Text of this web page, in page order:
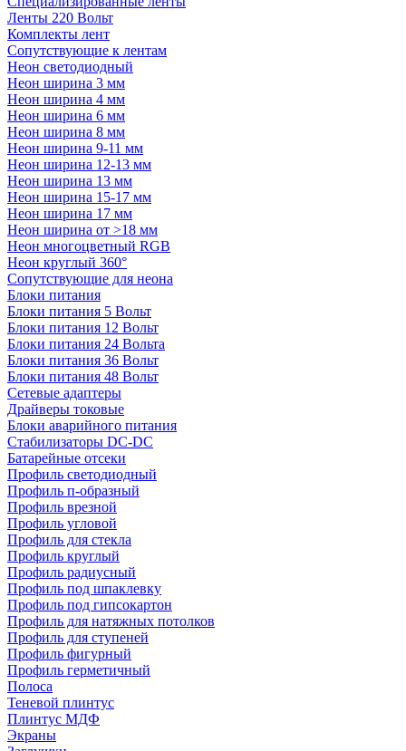
Ленты 220 Вольт
Комплекты лент
Сопутствующие к лентам
Неон светодиодный
Неон ширина 3 мм
Неон ширина 4 мм
Неон ширина 6 мм
Неон ширина 8 мм
Неон ширина 9-11 мм
Неон ширина 12-13 мм
Неон ширина 13 мм
Неон ширина 15-17 мм
Неон ширина 17 мм
Неон ширина от >18 мм
Неон многоцветный RGB
Неон круглый 360°
Сопутствующие для неона
Блоки питания
Блоки питания 5 Вольт
Блоки питания 12 Вольт
Блоки питания 24 Вольта
Блоки питания 36 Вольт
Блоки питания 48 Вольт
Сетевые адаптеры
Драйверы токовые
Блоки аварийного питания
Стабилизаторы DC-DC
Батарейные отсеки
Профиль светодиодный
Профиль п-образный
Профиль врезной
Профиль угловой
Профиль для стекла
Профиль круглый
Профиль радиусный
Профиль под шпаклевку
Профиль под гипсокартон
Профиль для натяжных потолков
Профиль для ступеней
Профиль фигурный
Профиль герметичный
Полоса
Теневой плинтус
Плинтус МДФ
Экраны